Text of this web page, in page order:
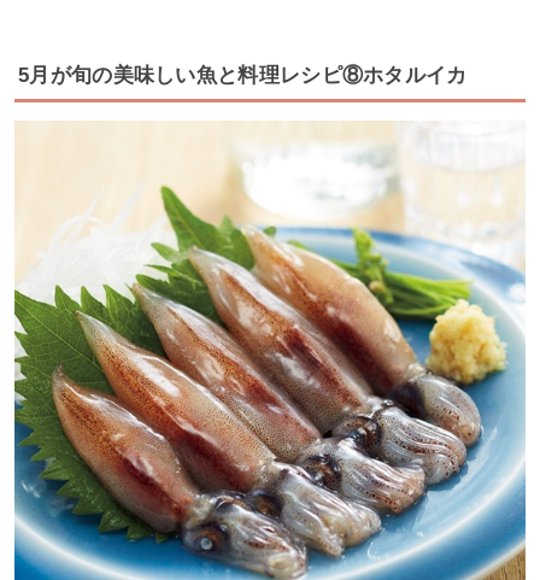
5月が旬の美味しい魚と料理レシピ⑧ホタルイカ